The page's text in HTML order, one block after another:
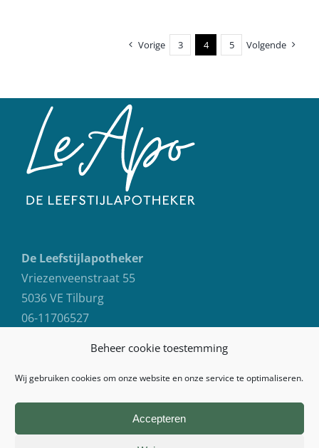
Beheer cookie toestemming
Wij gebruiken cookies om onze website en onze service te optimaliseren.
Accepteren
Vorige 3 4 5 Volgende
De Leefstijlapotheker
Vriezenveenstraat 55
5036 VE Tilburg
06-11706527